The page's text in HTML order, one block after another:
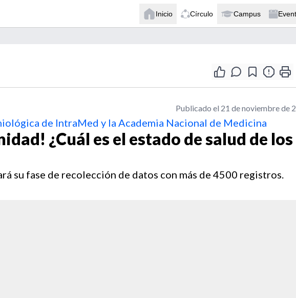
Inicio Círculo Campus
Publicado el 21 de noviembre de
de IntraMed y la Academia Nacional de Medicina
¿Cuál es el estado de salud de los
su fase de recolección de datos con más de 4500 registros.